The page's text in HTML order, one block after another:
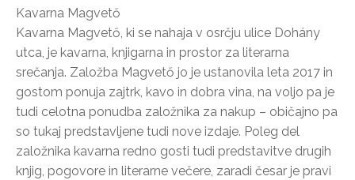
Kavarna Magvető
Kavarna Magvető, ki se nahaja v osrčju ulice Dohány
utca, je kavarna, knjigarna in prostor za literarna
srečanja. Založba Magvető jo je ustanovila leta 2017 in
gostom ponuja zajtrk, kavo in dobra vina, na voljo pa je
tudi celotna ponudba založnika za nakup – običajno pa
so tukaj predstavljene tudi nove izdaje. Poleg del
založnika kavarna redno gosti tudi predstavitve drugih
knjig, pogovore in literarne večere, zaradi česar je pravi